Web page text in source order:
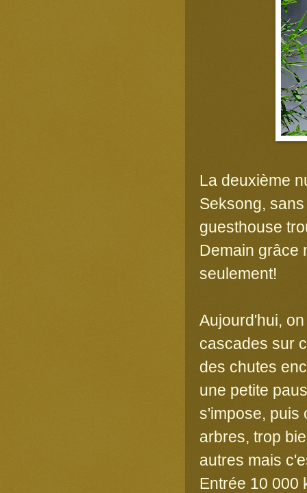
La deuxième
Seksong,
guesthouse
Demain grâce
seulement!
Aujourd'hui,
cascades sur
des chutes
une petite
s'impose, puis
arbres, trop
autres mais
Entrée 10 000